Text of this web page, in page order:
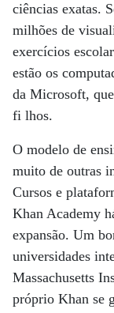
ciências exatas.
milhões de
exercícios
estão os
da Microsoft,
fi lhos.
O modelo de
muito de outras
Cursos e
Khan Academy
expansão. Um
universidades
Massachusetts
próprio Khan se